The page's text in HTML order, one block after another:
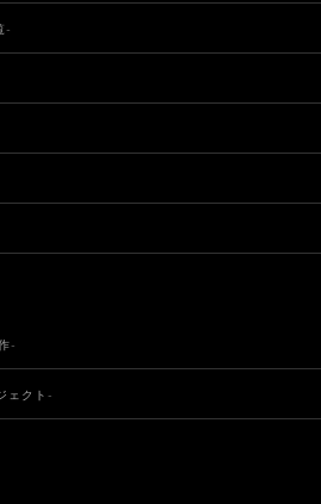
-
-
ェクト-